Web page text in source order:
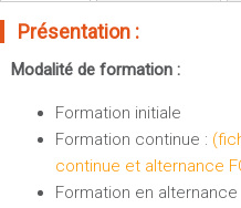
Informatique (Département
Fermer
Stage et emploi
Portefeuille d'Expériences et
de Compétences
Présentation :
Modalité de formation :
Formation initiale
Formation continue :
continue et alternance
Formation en alternance